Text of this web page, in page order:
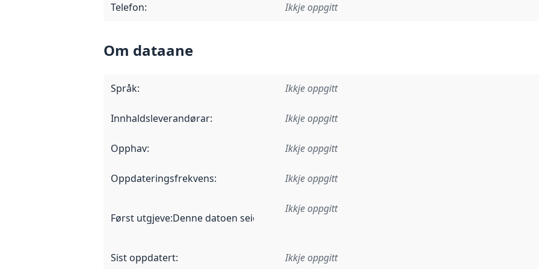
Telefon: Ikkje oppgitt
Om dataane
Språk: Ikkje oppgitt
Innhaldsleverandørar: Ikkje oppgitt
Opphav: Ikkje oppgitt
Oppdateringsfrekvens: Ikkje oppgitt
Først utgjeve:Denne datoen seier når dataa i dette datasettet først blei utgitt. Det kan ha
Ikkje oppgitt
Sist oppdatert: Ikkje oppgitt